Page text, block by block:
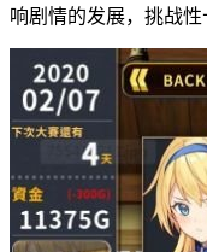
响剧情的发展，挑战性